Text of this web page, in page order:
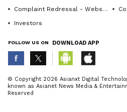
ಸಾರ್ವಜನಿಕರಲ್ಲಿ ಮಾಹಿತಿ
ಇದರಲ್ಲಿದ್ದು, ಘೋಶ್ವಾರೆಯಲ್ಲಿ
ಹಣದೊಂದಿಗೆ ಉಳಿಕೆಯಾದ
ಅವರು, ಇದು ಯಾವ ಕಾರಣಕ್ಕಾಗಿ
ಪ್ರತಿಯೊಂದು ಇಲಾಖೆಗಳಿಂದ
ABOUT THE AUTHOR
K
Complaint Redressal - Website
Investors
FOLLOW US ON DOWNLOAD APP
© Copyright 2026 Asianxt Digital
known as Asianet News Media &
Reserved